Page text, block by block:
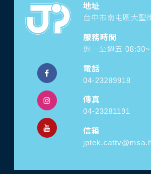
地址
台中市南屯區大聖
服務時間
週一至週五
電話
04-23289918
傳真
04-23281191
信箱